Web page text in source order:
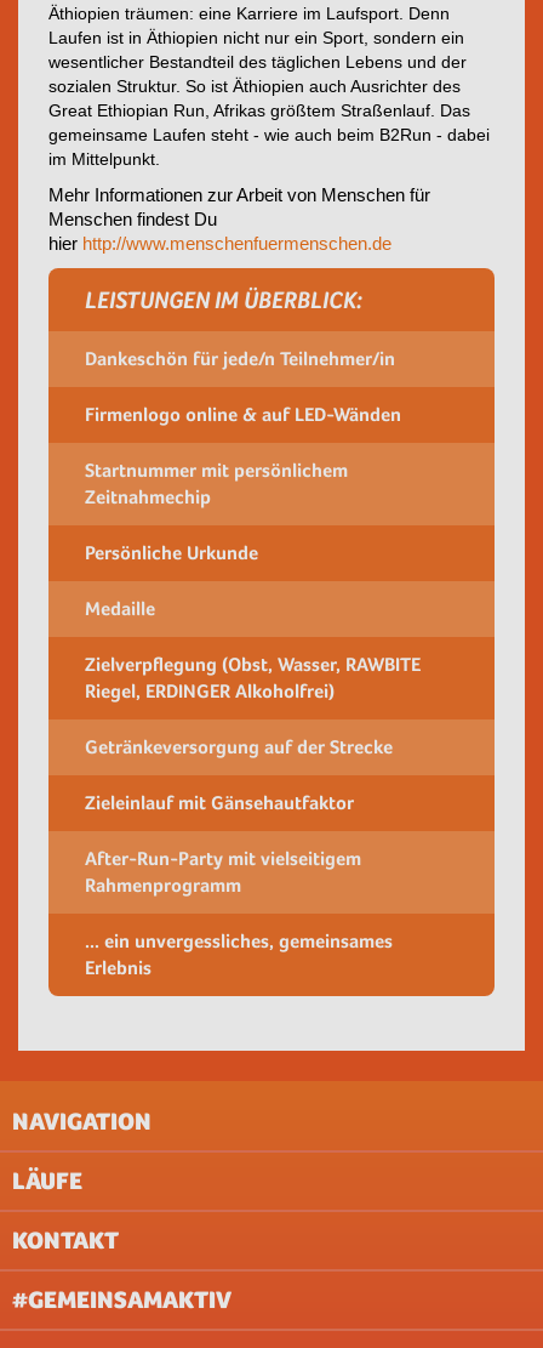
Äthiopien träumen: eine Karriere im Laufsport. Denn
Laufen ist in Äthiopien nicht nur ein Sport, sondern ein
wesentlicher Bestandteil des täglichen Lebens und der
sozialen Struktur. So ist Äthiopien auch Ausrichter des
Great Ethiopian Run, Afrikas größtem Straßenlauf. Das
gemeinsame Laufen steht - wie auch beim B2Run - dabei
im Mittelpunkt.
Mehr Informationen zur Arbeit von Menschen für
Menschen findest Du
hier http://www.menschenfuermenschen.de
LEISTUNGEN IM ÜBERBLICK:
Dankeschön für jede/n Teilnehmer/in
Firmenlogo online & auf LED-Wänden
Startnummer mit persönlichem
Zeitnahmechip
Persönliche Urkunde
Medaille
Zielverpflegung (Obst, Wasser, RAWBITE
Riegel, ERDINGER Alkoholfrei)
Getränkeversorgung auf der Strecke
Zieleinlauf mit Gänsehautfaktor
After-Run-Party mit vielseitigem
Rahmenprogramm
... ein unvergessliches, gemeinsames
Erlebnis
NAVIGATION
IMPRESSUM
AGB
UNTERNEHMEN
ABOUT & JOBS
FAQ
DATENSCHUTZ (WEBSITE)
LÄUFE
AACHEN
BERLIN
BREMEN
DILLINGEN/SAAR
KONTAKT
#GEMEINSAMAKTIV